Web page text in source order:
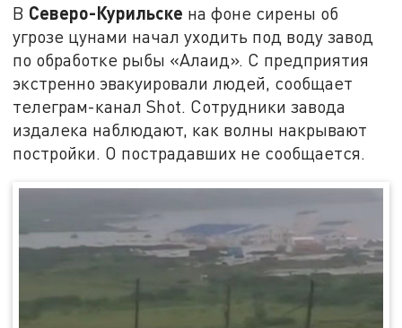
В Северо-Курильске на фоне сирены об
угрозе цунами начал уходить под воду завод
по обработке рыбы «Алаид». С предприятия
экстренно эвакуировали людей, сообщает
телеграм-канал Shot. Сотрудники завода
издалека наблюдают, как волны накрывают
постройки. О пострадавших не сообщается.